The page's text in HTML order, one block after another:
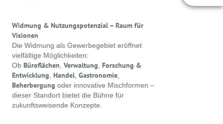
Widmung & Nutzungspotenzial – Raum für
Visionen
Die Widmung als Gewerbegebiet eröffnet
vielfältige Möglichkeiten:
Ob Büroflächen Verwaltung Forschung &
Entwicklung Handel Gastronomie
Beherbergung oder innovative Mischformen –
dieser Standort bietet die Bühne für
zukunftsweisende Konzepte.